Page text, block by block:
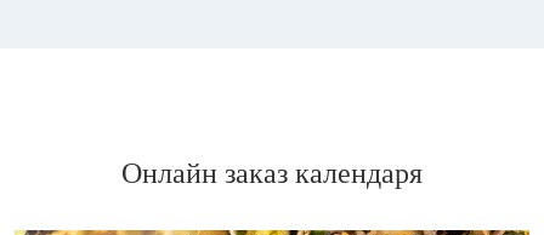
Онлайн заказ календаря